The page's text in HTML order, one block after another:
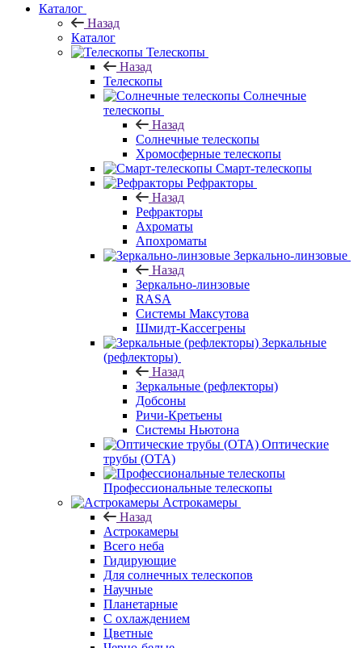
Каталог
Назад
Каталог
Телескопы
Назад
Телескопы
Солнечные
телескопы
Назад
Солнечные телескопы
Хромосферные телескопы
Смарт-телескопы
Рефракторы
Назад
Рефракторы
Ахроматы
Апохроматы
Зеркально-линзовые
Назад
Зеркально-линзовые
RASA
Системы Максутова
Шмидт-Кассегрены
Зеркальные
(рефлекторы)
Назад
Зеркальные (рефлекторы)
Добсоны
Ричи-Кретьены
Системы Ньютона
Оптические
трубы (OTA)
Профессиональные телескопы
Астрокамеры
Назад
Астрокамеры
Всего неба
Гидирующие
Для солнечных телескопов
Научные
Планетарные
С охлаждением
Цветные